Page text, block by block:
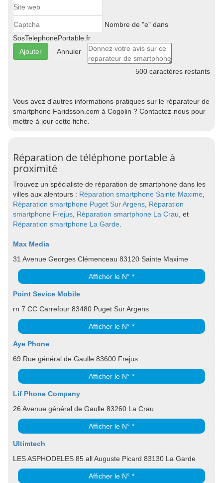
Nombre de "e" dans
SosTelephonePortable.fr
Annuler
500 caractères restants
Vous avez d'autres informations pratiques sur le réparateur de
smartphone Faridsson.com à Cogolin ? Contactez-nous pour
mettre à jour cette fiche.
Réparation de téléphone portable à
proximité
Trouvez un spécialiste de réparation de smartphone dans les
villes aux alentours : Réparation smartphone Sainte Maxime
Réparation smartphone Puget Sur Argens Réparation
smartphone Frejus Réparation smartphone La Crau , et
Réparation smartphone La Garde
Max Media
31 Avenue Georges Clémenceau 83120 Sainte Maxime
Afficher le N° *
Point Sevice Mobile
rn 7 CC Carrefour 83480 Puget Sur Argens
Afficher le N° *
Aye Phone
69 Rue général de Gaulle 83600 Frejus
Afficher le N° *
Lif Phone Company
26 Avenue général de Gaulle 83260 La Crau
Afficher le N° *
Ultimtech
LES ASPHODELES 85 all Auguste Picard 83130 La Garde
Afficher le N° *